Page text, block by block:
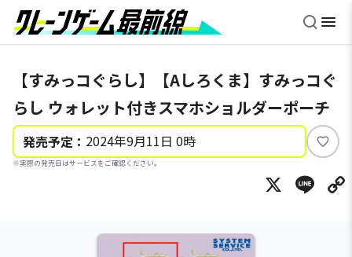
【すみっコぐらし】【Aしろくま】すみっコぐ
らし ウォレット付きスマホショルダーポーチ
発売予定： 2024年9月11日 0時
※実際の発売日はサービスをご確認ください。
い
ね
X